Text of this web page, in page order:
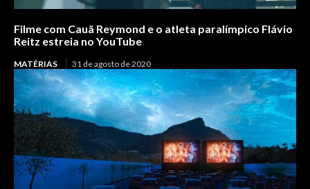
Filme com Cauã Reymond e o atleta paralímpico Flávio
Reitz estreia no YouTube
MATÉRIAS 31 de agosto de 2020